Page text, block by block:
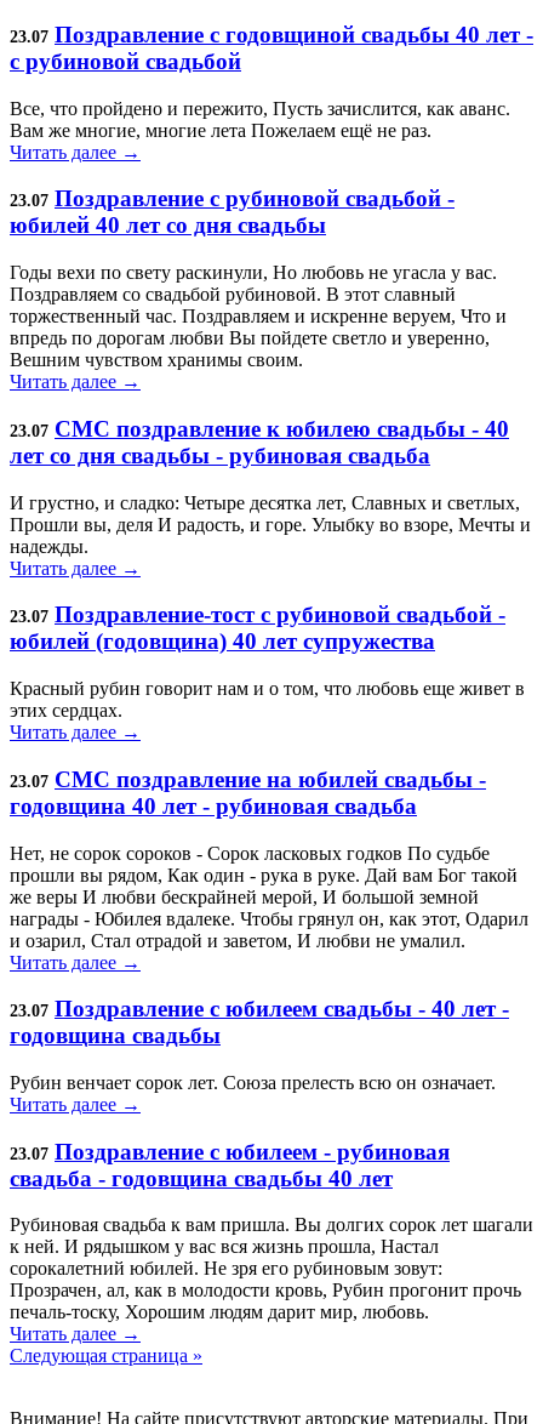
23.07 Поздравление с годовщиной свадьбы 40 лет -
с рубиновой свадьбой
Все, что пройдено и пережито, Пусть зачислится, как аванс.
Вам же многие, многие лета Пожелаем ещё не раз.
Читать далее →
23.07 Поздравление с рубиновой свадьбой -
юбилей 40 лет со дня свадьбы
Годы вехи по свету раскинули, Но любовь не угасла у вас.
Поздравляем со свадьбой рубиновой. В этот славный
торжественный час. Поздравляем и искренне веруем, Что и
впредь по дорогам любви Вы пойдете светло и уверенно,
Вешним чувством хранимы своим.
Читать далее →
23.07 СМС поздравление к юбилею свадьбы - 40
лет со дня свадьбы - рубиновая свадьба
И грустно, и сладко: Четыре десятка лет, Славных и светлых,
Прошли вы, деля И радость, и горе. Улыбку во взоре, Мечты и
надежды.
Читать далее →
23.07 Поздравление-тост с рубиновой свадьбой -
юбилей (годовщина) 40 лет супружества
Красный рубин говорит нам и о том, что любовь еще живет в
этих сердцах.
Читать далее →
23.07 СМС поздравление на юбилей свадьбы -
годовщина 40 лет - рубиновая свадьба
Нет, не сорок сороков - Сорок ласковых годков По судьбе
прошли вы рядом, Как один - рука в руке. Дай вам Бог такой
же веры И любви бескрайней мерой, И большой земной
награды - Юбилея вдалеке. Чтобы грянул он, как этот, Одарил
и озарил, Стал отрадой и заветом, И любви не умалил.
Читать далее →
23.07 Поздравление с юбилеем свадьбы - 40 лет -
годовщина свадьбы
Рубин венчает сорок лет. Союза прелесть всю он означает.
Читать далее →
23.07 Поздравление с юбилеем - рубиновая
свадьба - годовщина свадьбы 40 лет
Рубиновая свадьба к вам пришла. Вы долгих сорок лет шагали
к ней. И рядышком у вас вся жизнь прошла, Настал
сорокалетний юбилей. Не зря его рубиновым зовут:
Прозрачен, ал, как в молодости кровь, Рубин прогонит прочь
печаль-тоску, Хорошим людям дарит мир, любовь.
Читать далее →
Следующая страница »
Внимание! На сайте присутствуют авторские материалы. При